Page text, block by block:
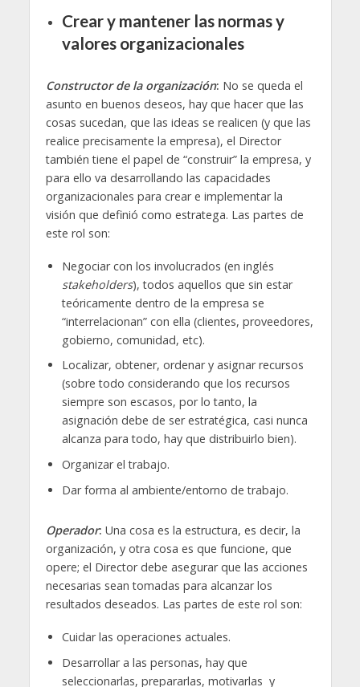
Crear y mantener las normas y
valores organizacionales
Constructor de la organización: No se queda el
asunto en buenos deseos, hay que hacer que las
cosas sucedan, que las ideas se realicen (y que las
realice precisamente la empresa), el Director
también tiene el papel de “construir” la empresa, y
para ello va desarrollando las capacidades
organizacionales para crear e implementar la
visión que definió como estratega. Las partes de
este rol son:
Negociar con los involucrados (en inglés
stakeholders), todos aquellos que sin estar
teóricamente dentro de la empresa se
“interrelacionan” con ella (clientes, proveedores,
gobierno, comunidad, etc).
Localizar, obtener, ordenar y asignar recursos
(sobre todo considerando que los recursos
siempre son escasos, por lo tanto, la
asignación debe de ser estratégica, casi nunca
alcanza para todo, hay que distribuirlo bien).
Organizar el trabajo.
Dar forma al ambiente/entorno de trabajo.
Operador: Una cosa es la estructura, es decir, la
organización, y otra cosa es que funcione, que
opere; el Director debe asegurar que las acciones
necesarias sean tomadas para alcanzar los
resultados deseados. Las partes de este rol son:
Cuidar las operaciones actuales.
Desarrollar a las personas, hay que
seleccionarlas, prepararlas, motivarlas y